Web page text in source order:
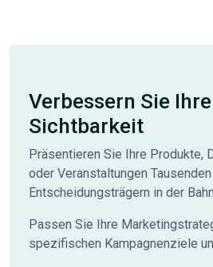
Verbessern Sie Ihre
Sichtbarkeit
Präsentieren Sie Ihre Produkte,
oder Veranstaltungen
Entscheidungsträgern in der
Passen Sie Ihre
spezifischen Kampagnenziele